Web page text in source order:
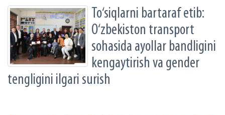
To‘siqlarni bartaraf etib:
O‘zbekiston transport
sohasida ayollar bandligini
kengaytirish va gender
tengligini ilgari surish